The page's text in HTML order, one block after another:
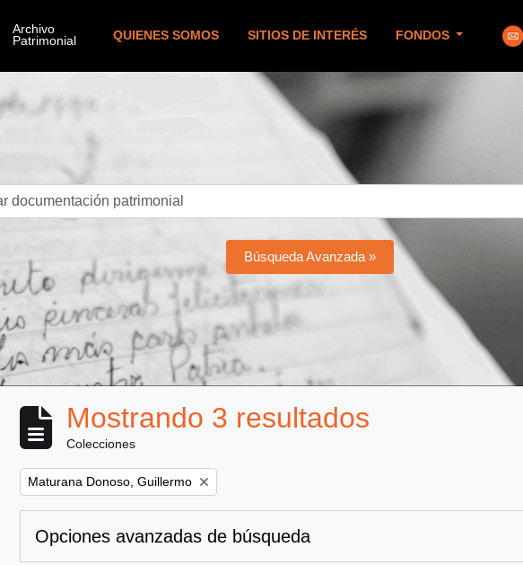
QUIENES SOMOS SITIOS DE INTERÉS FONDOS
Búsqueda Avanzada »
Mostrando 3 resultados
Colecciones
Remove filter:
Maturana Donoso, Guillermo
Opciones avanzadas de búsqueda